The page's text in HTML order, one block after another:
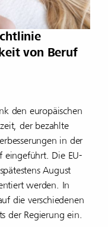
von Beruf
den europäischen
der bezahlte
in der
eingeführt. Die EU-
August
werden. In
die verschiedenen
der Regierung ein.